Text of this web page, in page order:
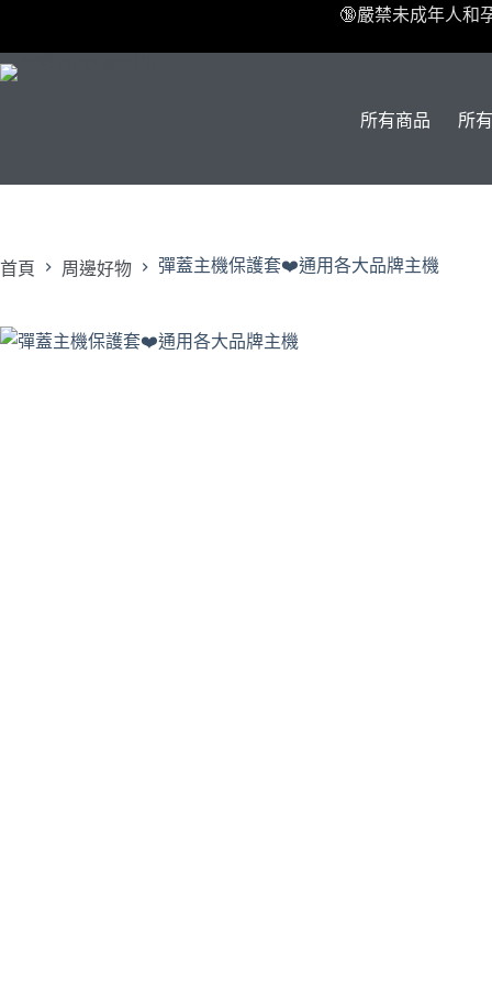
主
🔞嚴禁未成年人和
所有商品 所
首頁 周邊好物 彈蓋主機保護套❤️‍通用各大品牌主機